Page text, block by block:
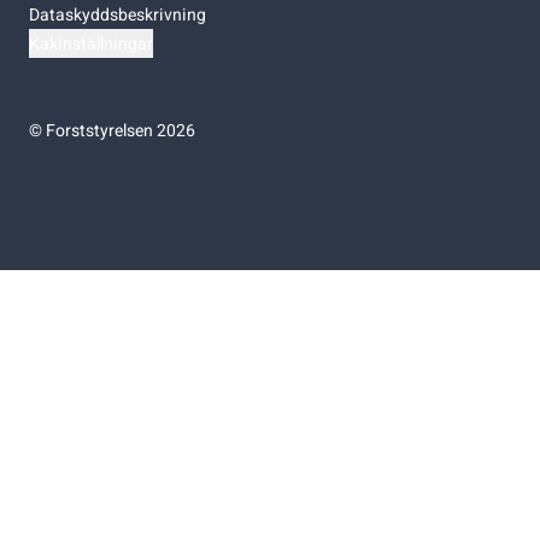
Dataskyddsbeskrivning
©Forststyrelsen 2026